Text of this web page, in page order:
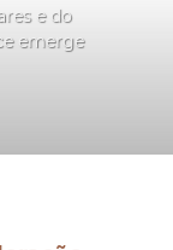
e do
emerge